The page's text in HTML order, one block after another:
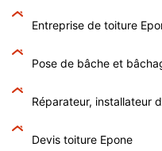
Entreprise de toiture
Pose de bâche et
Réparateur, installateur
Devis toiture Epone